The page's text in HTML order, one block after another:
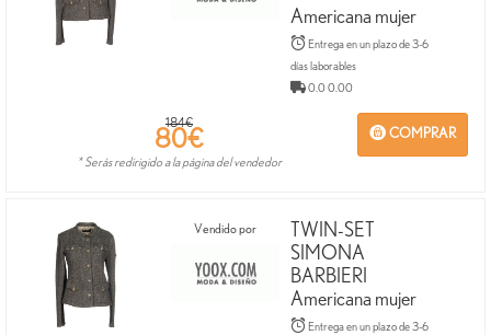
Americana mujer
Entrega en un plazo de 3-6
días laborables
0.0 0.00
COMPRAR
184€
80€
* Serás redirigido a la página del vendedor
Vendido por
TWIN-SET
SIMONA
BARBIERI
Americana mujer
Entrega en un plazo de 3-6